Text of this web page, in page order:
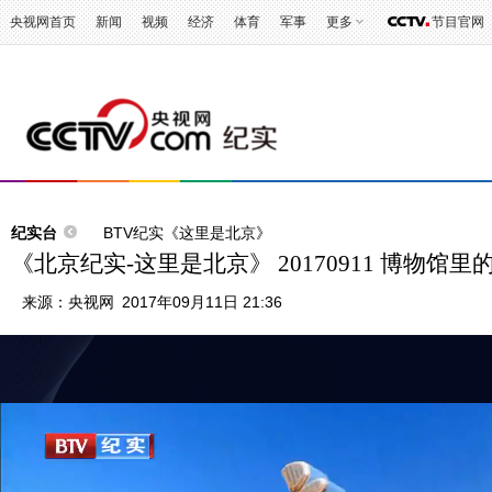
央视网首页 新闻 视频 经济 体育 军事 更多 节目官网
纪实台 BTV纪实《这里是北京》
《北京纪实-这里是北京》 20170911 博物馆里
来源： 央视网 2017年09月11日 21:36